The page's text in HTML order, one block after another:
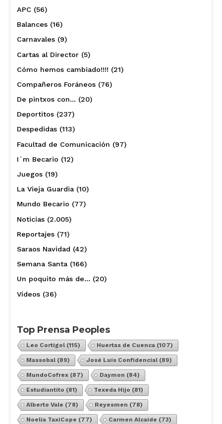
APC(56)
Balances(16)
Carnavales(9)
Cartas al Director(5)
Cómo hemos cambiado!!!! (21)
Compañeros Foráneos(76)
De pintxos con… (20)
Deportitos(237)
Despedidas(113)
Facultad de Comunicación (97)
I´m Becario (12)
Juegos(19)
La Vieja Guardia(10)
Mundo Becario (77)
Noticias(2.005)
Reportajes(71)
Saraos Navidad (42)
Semana Santa(166)
Un poquito más de… (20)
Vídeos(36)
Top Prensa Peoples
Leo Cortigol(115) Huertas de Cuenca(107)
Massobal(89) José Luis Confidencial(89)
MundoCofrex(87) Daymon (84)
Estudiantito (81) Texeda Hijo (81)
Alberto Vale (78) Reyesmen (78)
Noelia TaxiCope (77) Carmen Alcaide (73)